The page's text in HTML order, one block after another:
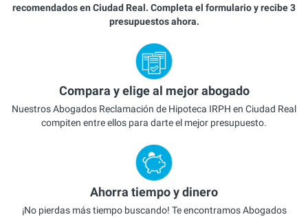
recomendados en Ciudad Real. Completa el formulario y recibe 3
presupuestos ahora.
Compara y elige al mejor abogado
Nuestros Abogados Reclamación de Hipoteca IRPH en Ciudad Real
compiten entre ellos para darte el mejor presupuesto.
Ahorra tiempo y dinero
¡No pierdas más tiempo buscando! Te encontramos Abogados